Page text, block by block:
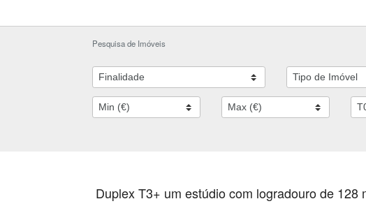
Pesquisa de Imóveis
Duplex T3+ um estúdio com logradouro de 128